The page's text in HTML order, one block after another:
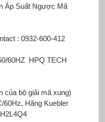
Áp Suất Ngược Mã
: 0932-600-412
60HZ HPQ TECH
của bộ giải mã xung)
60Hz, Hãng Kuebler